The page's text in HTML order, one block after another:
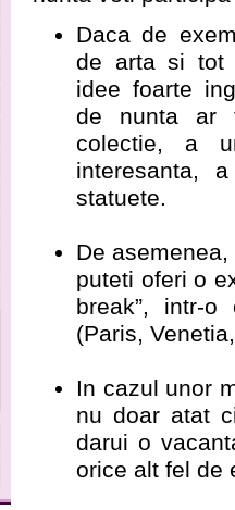
Daca de
de arta si tot
idee foarte
de nunta ar
colectie, a
interesanta,
statuete.
De
puteti oferi o
break”, intr-
(Paris,
In cazul unor
nu doar atat
darui o
orice alt fel de